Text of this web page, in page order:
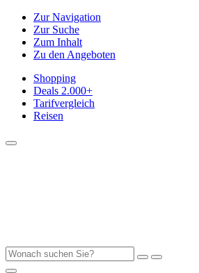
Zur Navigation
Zur Suche
Zum Inhalt
Zu den Angeboten
Shopping
Deals 2.000+
Tarifvergleich
Reisen